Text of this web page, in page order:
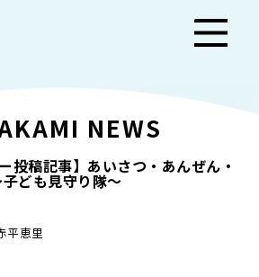
NEWS
投稿記事】あいさつ・あんぜん・
ども見守り隊～
平恵里